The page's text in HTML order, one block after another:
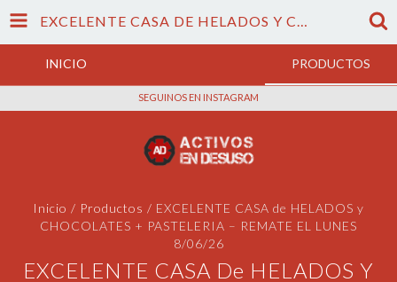
EXCELENTE CASA DE HELADOS Y CHOCOLATES + PASTELERIA – REMATE EL LUNES 8/06/26
INICIO PRODUCTOS
SEGUINOS EN INSTAGRAM
Inicio / Productos / EXCELENTE CASA de HELADOS y
CHOCOLATES + PASTELERIA – REMATE EL LUNES
8/06/26
EXCELENTE CASA De HELADOS Y